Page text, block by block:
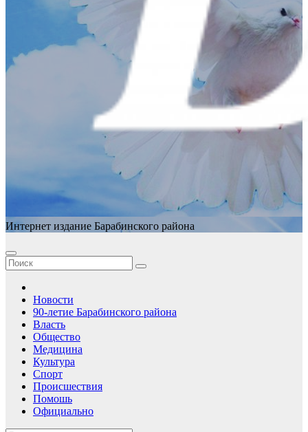
Интернет издание Барабинского района
Новости
90-летие Барабинского района
Власть
Общество
Медицина
Культура
Спорт
Происшествия
Помошь
Официально